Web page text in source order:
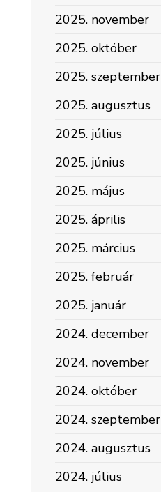
2025. november
2025. október
2025. szeptember
2025. augusztus
2025. július
2025. június
2025. május
2025. április
2025. március
2025. február
2025. január
2024. december
2024. november
2024. október
2024. szeptember
2024. augusztus
2024. július